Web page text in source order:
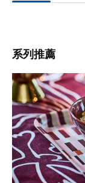
系列推薦